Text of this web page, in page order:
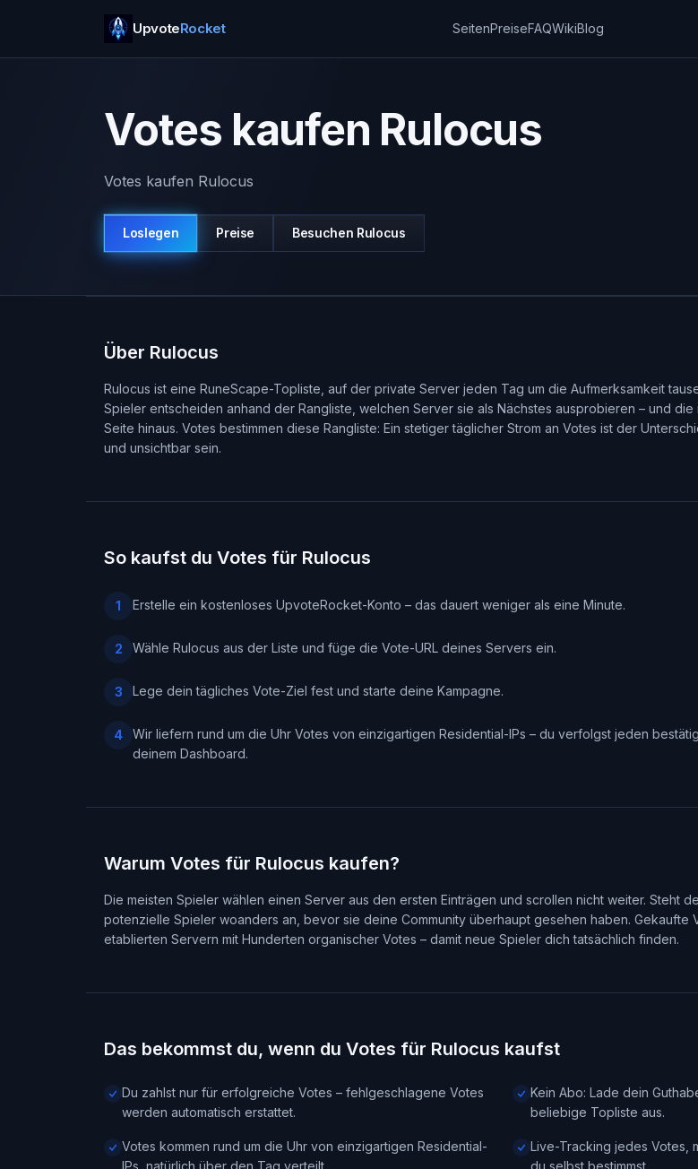
UpvoteRocket SeitenPreiseFAQWikiBlog
Votes kaufen Rulocus
Votes kaufen Rulocus
Loslegen Preise Besuchen Rulocus
Über Rulocus
Rulocus ist eine RuneScape-Topliste, auf der private Server jeden Tag um die Aufmerksamkeit
Spieler entscheiden anhand der Rangliste, welchen Server sie als Nächstes ausprobieren – und
Seite hinaus. Votes bestimmen diese Rangliste: Ein stetiger täglicher Strom an Votes ist der
und unsichtbar sein.
So kaufst du Votes für Rulocus
1 Erstelle ein kostenloses UpvoteRocket-Konto – das dauert weniger als eine Minute.
2 Wähle Rulocus aus der Liste und füge die Vote-URL deines Servers ein.
3 Lege dein tägliches Vote-Ziel fest und starte deine Kampagne.
4
Wir liefern rund um die Uhr Votes von einzigartigen Residential-IPs – du verfolgst jeden
deinem Dashboard.
Warum Votes für Rulocus kaufen?
Die meisten Spieler wählen einen Server aus den ersten Einträgen und scrollen nicht weiter. Steht
potenzielle Spieler woanders an, bevor sie deine Community überhaupt gesehen haben. Gekaufte
etablierten Servern mit Hunderten organischer Votes – damit neue Spieler dich tatsächlich finden.
Das bekommst du, wenn du Votes für Rulocus kaufst
Du zahlst nur für erfolgreiche Votes – fehlgeschlagene Votes
werden automatisch erstattet.
Kein Abo: Lade dein
beliebige Topliste aus.
Votes kommen rund um die Uhr von einzigartigen Residential-
IPs, natürlich über den Tag verteilt.
Live-Tracking jedes Votes,
du selbst bestimmst.